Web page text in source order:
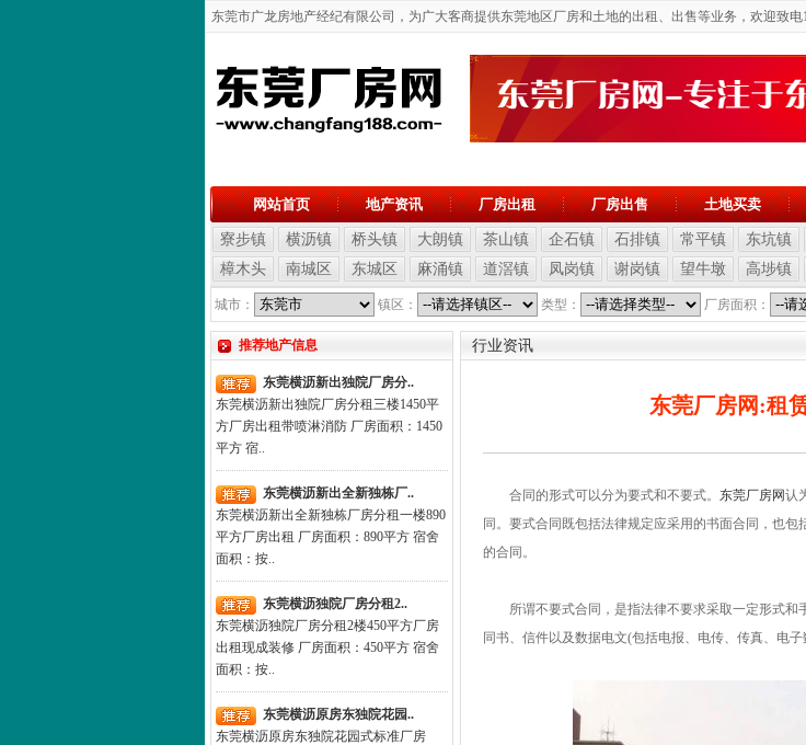
东莞市广龙房地产经纪有限公司，为广大客商提供东莞地区厂房和土地的出租、出售等业务，欢迎致电
网站首页 地产资讯 厂房出租 厂房出售 土地买卖
寮步镇 横沥镇 桥头镇 大朗镇 茶山镇 企石镇 石排镇 常平镇 东坑镇
樟木头
南城区 东城区 麻涌镇 道滘镇 凤岗镇 谢岗镇 望牛墩 高埗镇
城市： 镇区： 类型： 厂房面积：
推荐地产信息
东莞横沥新出独院厂房分..
东莞横沥新出独院厂房分租三楼1450平
方厂房出租带喷淋消防 厂房面积：1450
平方 宿..
东莞横沥新出全新独栋厂..
东莞横沥新出全新独栋厂房分租一楼890
平方厂房出租 厂房面积：890平方 宿舍
面积：按..
东莞横沥独院厂房分租2..
东莞横沥独院厂房分租2楼450平方厂房
出租现成装修 厂房面积：450平方 宿舍
面积：按..
东莞横沥原房东独院花园..
东莞横沥原房东独院花园式标准厂房
行业资讯
东莞厂房网:租
合同的形式可以分为要式和不要式。 东莞厂房网认
同。要式合同既包括法律规定应采用的书面合同，也
的合同。
所谓不要式合同，是指法律不要求采取一定形式
同书、信件以及数据电文(包括电报、电传、传真、电